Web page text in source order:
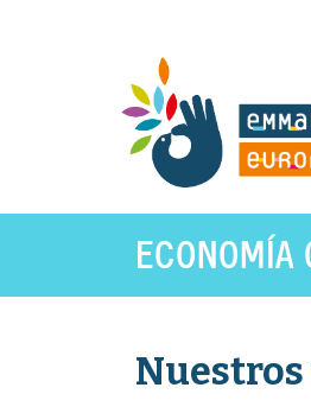
ECONOMÍA